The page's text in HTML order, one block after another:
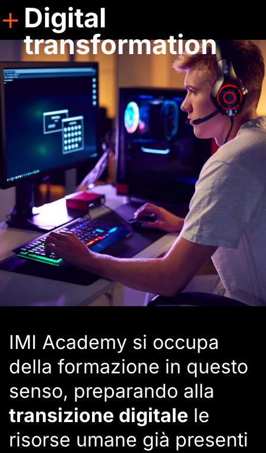
Digital
transformation
IMI Academy si occupa
della formazione in questo
senso, preparando alla
transizione digitale le
risorse umane già presenti